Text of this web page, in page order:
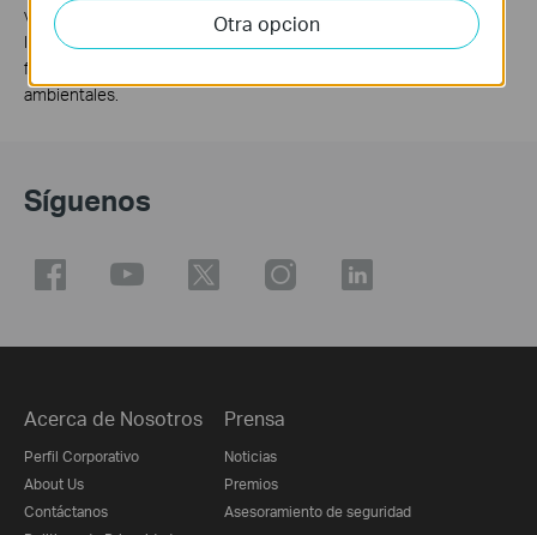
variar como resultado de las condiciones de la red, las
limitaciones del cliente, la velocidad admitida por el cable de red,
factores del proveedor de servicios de Internet y otros factores
ambientales.
Síguenos
Acerca de Nosotros
Perfil Corporativo
About Us
Contáctanos
Prensa
Noticias
Premios
Asesoramiento de seguridad
Otra opcion